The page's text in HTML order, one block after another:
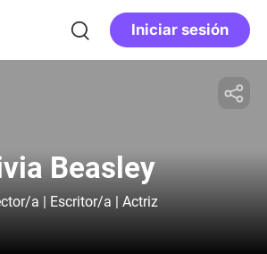
Iniciar sesión
Beasley
a | Escritor/a | Actriz